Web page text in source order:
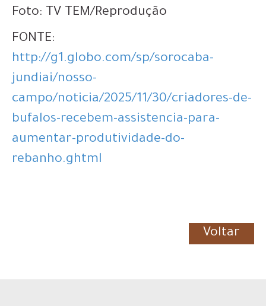
Foto: TV TEM/Reprodução
FONTE:
http://g1.globo.com/sp/sorocaba-
jundiai/nosso-
campo/noticia/2025/11/30/criadores-de-
bufalos-recebem-assistencia-para-
aumentar-produtividade-do-
rebanho.ghtml
Voltar